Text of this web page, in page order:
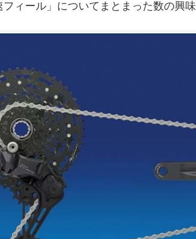
ィール」についてまとまった数の興